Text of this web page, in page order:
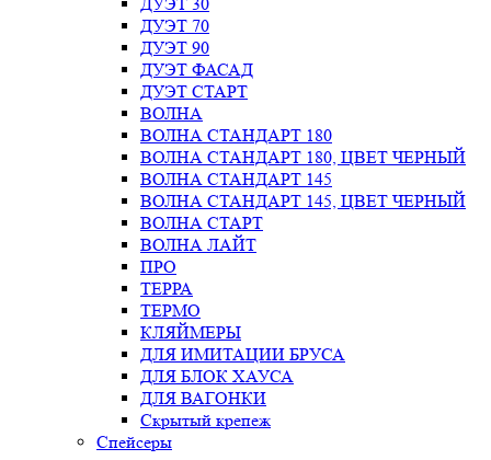
ДУЭТ 70
ДУЭТ 90
ДУЭТ ФАСАД
ДУЭТ СТАРТ
ВОЛНА
ВОЛНА СТАНДАРТ 180
ВОЛНА СТАНДАРТ 180, ЦВЕТ ЧЕРНЫЙ
ВОЛНА СТАНДАРТ 145
ВОЛНА СТАНДАРТ 145, ЦВЕТ ЧЕРНЫЙ
ВОЛНА СТАРТ
ВОЛНА ЛАЙТ
ПРО
ТЕРРА
ТЕРМО
КЛЯЙМЕРЫ
ДЛЯ ИМИТАЦИИ БРУСА
ДЛЯ БЛОК ХАУСА
ДЛЯ ВАГОНКИ
Скрытый крепеж
Спейсеры